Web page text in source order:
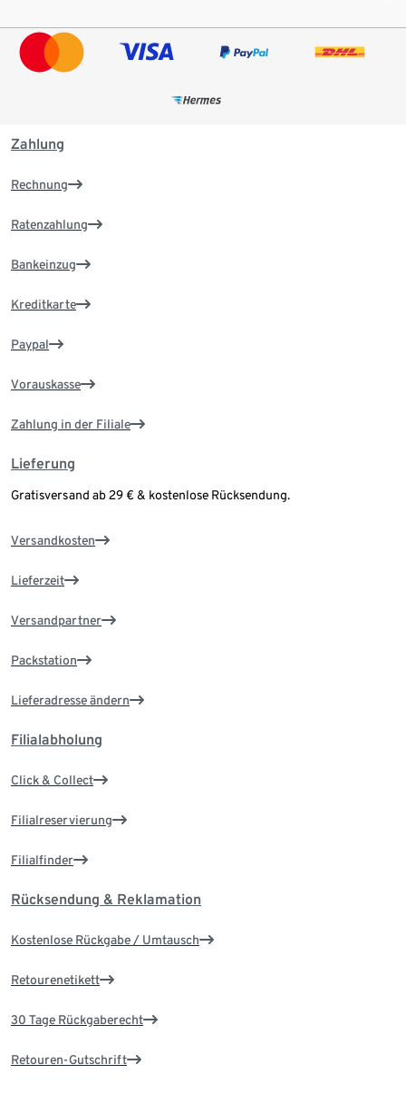
Zahlung
Rechnung
Ratenzahlung
Bankeinzug
Kreditkarte
Paypal
Vorauskasse
Zahlung in der Filiale
Lieferung
Gratisversand ab 29 € & kostenlose Rücksendung.
Versandkosten
Lieferzeit
Versandpartner
Packstation
Lieferadresse ändern
Filialabholung
Click & Collect
Filialreservierung
Filialfinder
Rücksendung & Reklamation
Kostenlose Rückgabe / Umtausch
Retourenetikett
30 Tage Rückgaberecht
Retouren-Gutschrift